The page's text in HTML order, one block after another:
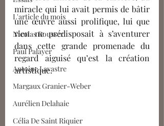
L'article du mois
Nicolas Bousser
Paul Palayer
Antoine Lavastre
Margaux Granier-Weber
Aurélien Delahaie
Célia De Saint Riquier
miracle qui lui avait permis de bâtir
une œuvre aussi prolifique, lui que
rien ne prédisposait à s’aventurer
dans cette grande promenade du
regard aiguisé qu’est la création
artistique.